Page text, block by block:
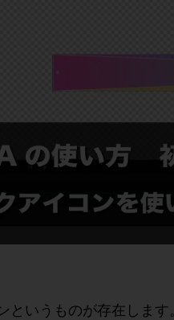
いうものが存在します。